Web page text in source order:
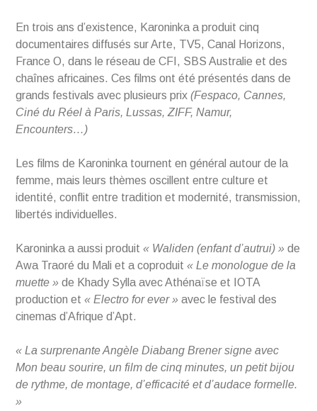
En trois ans d’existence, Karoninka a produit cinq
documentaires diffusés sur Arte, TV5, Canal Horizons,
France O, dans le réseau de CFI, SBS Australie et des
chaînes africaines. Ces films ont été présentés dans de
grands festivals avec plusieurs prix(Fespaco, Cannes,
Ciné du Réel à Paris, Lussas, ZIFF, Namur,
Encounters…)
Les films de Karoninka tournent en général autour de la
femme, mais leurs thèmes oscillent entre culture et
identité, conflit entre tradition et modernité, transmission,
libertés individuelles.
Karoninka a aussi produit« Waliden (enfant d’autrui) » de
Awa Traoré du Mali et a coproduit« Le monologue de la
muette » de Khady Sylla avec Athénaïse et IOTA
production et« Electro for ever » avec le festival des
cinemas d’Afrique d’Apt.
« La surprenante Angèle Diabang Brener signe avec
Mon beau sourire, un film de cinq minutes, un petit bijou
de rythme, de montage, d’efficacité et d’audace formelle.
»